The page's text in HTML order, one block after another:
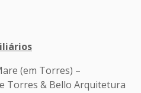
(em Torres) –
Torres & Bello Arquitetura